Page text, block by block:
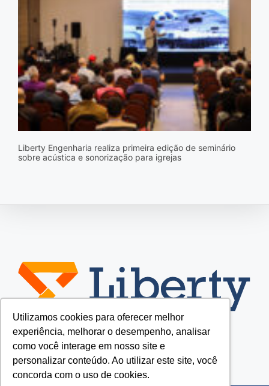
Utilizamos cookies para oferecer melhor
experiência, melhorar o desempenho, analisar
como você interage em nosso site e
personalizar conteúdo. Ao utilizar este site, você
concorda com o uso de cookies.
Liberty Engenharia realiza primeira edição de seminário
sobre acústica e sonorização para igrejas